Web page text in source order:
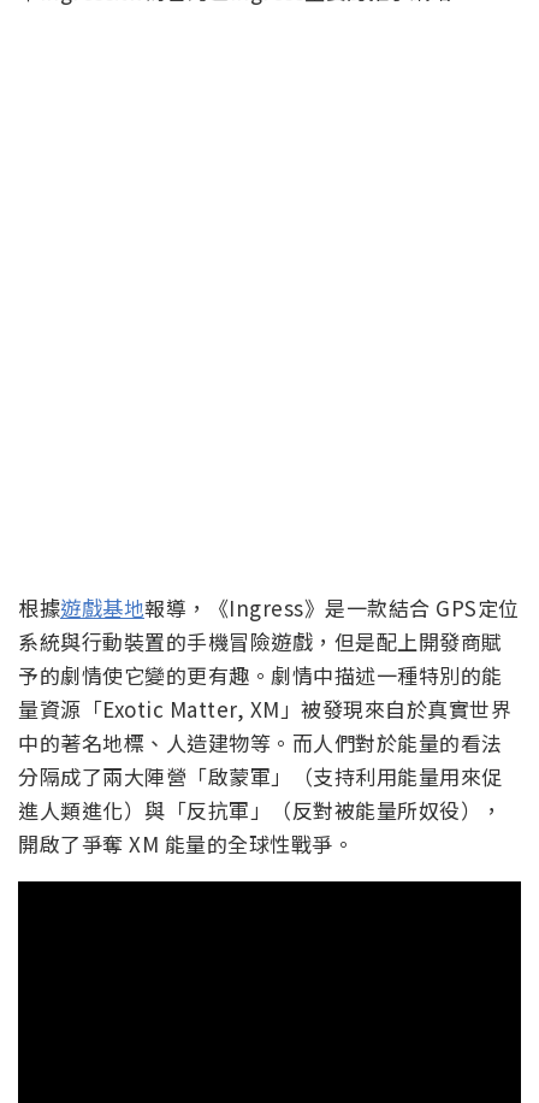
根據遊戲基地報導，《Ingress》是一款結合 GPS定位
系統與行動裝置的手機冒險遊戲，但是配上開發商賦
予的劇情使它變的更有趣。劇情中描述一種特別的能
量資源「Exotic Matter, XM」被發現來自於真實世界
中的著名地標、人造建物等。而人們對於能量的看法
分隔成了兩大陣營「啟蒙軍」（支持利用能量用來促
進人類進化）與「反抗軍」（反對被能量所奴役），
開啟了爭奪 XM 能量的全球性戰爭。